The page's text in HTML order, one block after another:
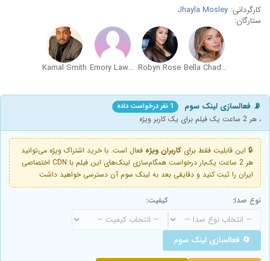
کارگردانی: Jhayla Mosley
ستارگان:
Bella Chadwick
Robyn Rose
Emory Lawrence
Kamal Smith
📡 فعالسازی لینک سوم 1 نفر درخواست داده
، هر 2 ساعت یک فیلم برای یک کاربر ویژه
🔒 این قابلیت فقط برای کاربران ویژه فعال است. با خرید اشتراک ویژه می‌توانید
هر 2 ساعت یک‌بار درخواست همگام‌سازی لینک‌های این فیلم با CDN اختصاصی
ایران را ثبت کنید و دقایقی بعد به لینک سوم آن دسترسی خواهید داشت
نوع صدا: کیفیت:
🔄 فعالسازی لینک سوم